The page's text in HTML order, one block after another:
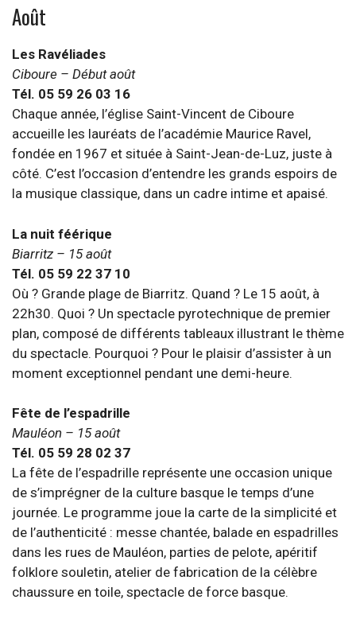
Août
Les Ravéliades
Ciboure – Début août
Tél. 05 59 26 03 16
Chaque année, l’église Saint-Vincent de Ciboure
accueille les lauréats de l’académie Maurice Ravel,
fondée en 1967 et située à Saint-Jean-de-Luz, juste à
côté. C’est l’occasion d’entendre les grands espoirs de
la musique classique, dans un cadre intime et apaisé.
La nuit féérique
Biarritz – 15 août
Tél. 05 59 22 37 10
Où ? Grande plage de Biarritz. Quand ? Le 15 août, à
22h30. Quoi ? Un spectacle pyrotechnique de premier
plan, composé de différents tableaux illustrant le thème
du spectacle. Pourquoi ? Pour le plaisir d’assister à un
moment exceptionnel pendant une demi-heure.
Fête de l’espadrille
Mauléon – 15 août
Tél. 05 59 28 02 37
La fête de l’espadrille représente une occasion unique
de s’imprégner de la culture basque le temps d’une
journée. Le programme joue la carte de la simplicité et
de l’authenticité : messe chantée, balade en espadrilles
dans les rues de Mauléon, parties de pelote, apéritif
folklore souletin, atelier de fabrication de la célèbre
chaussure en toile, spectacle de force basque.